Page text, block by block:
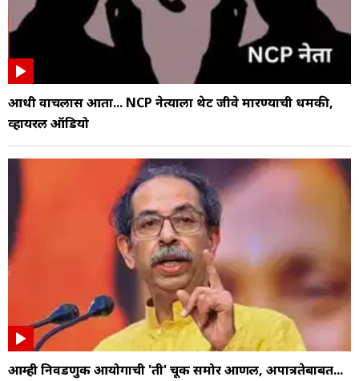
आधी वाचलास आता... NCP नेत्याला थेट जीवे मारण्याची धमकी,
व्हायरल ऑडियो
आम्ही निवडणुक आयोगाची 'ती' चूक समोर आणली, अपात्रतेबाबत...